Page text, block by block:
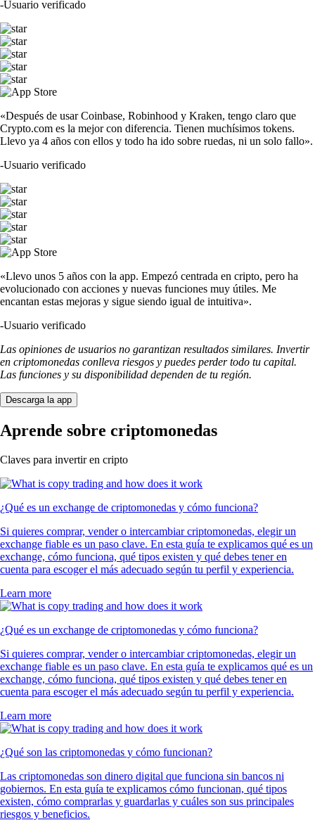
-Usuario verificado
«Después de usar Coinbase, Robinhood y Kraken, tengo claro que
Crypto.com es la mejor con diferencia. Tienen muchísimos tokens.
Llevo ya 4 años con ellos y todo ha ido sobre ruedas, ni un solo fallo».
-Usuario verificado
«Llevo unos 5 años con la app. Empezó centrada en cripto, pero ha
evolucionado con acciones y nuevas funciones muy útiles. Me
encantan estas mejoras y sigue siendo igual de intuitiva».
-Usuario verificado
Las opiniones de usuarios no garantizan resultados similares. Invertir
en criptomonedas conlleva riesgos y puedes perder todo tu capital.
Las funciones y su disponibilidad dependen de tu región.
Descarga la app
Aprende sobre criptomonedas
Claves para invertir en cripto
¿Qué es un exchange de criptomonedas y cómo funciona?
Si quieres comprar, vender o intercambiar criptomonedas, elegir un
exchange fiable es un paso clave. En esta guía te explicamos qué es un
exchange, cómo funciona, qué tipos existen y qué debes tener en
cuenta para escoger el más adecuado según tu perfil y experiencia.
Learn more
¿Qué es un exchange de criptomonedas y cómo funciona?
Si quieres comprar, vender o intercambiar criptomonedas, elegir un
exchange fiable es un paso clave. En esta guía te explicamos qué es un
exchange, cómo funciona, qué tipos existen y qué debes tener en
cuenta para escoger el más adecuado según tu perfil y experiencia.
Learn more
¿Qué son las criptomonedas y cómo funcionan?
Las criptomonedas son dinero digital que funciona sin bancos ni
gobiernos. En esta guía te explicamos cómo funcionan, qué tipos
existen, cómo comprarlas y guardarlas y cuáles son sus principales
riesgos y beneficios.